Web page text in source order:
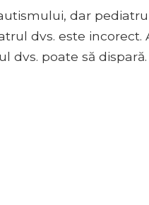
dar
dvs. este
dvs. poate să dispară.